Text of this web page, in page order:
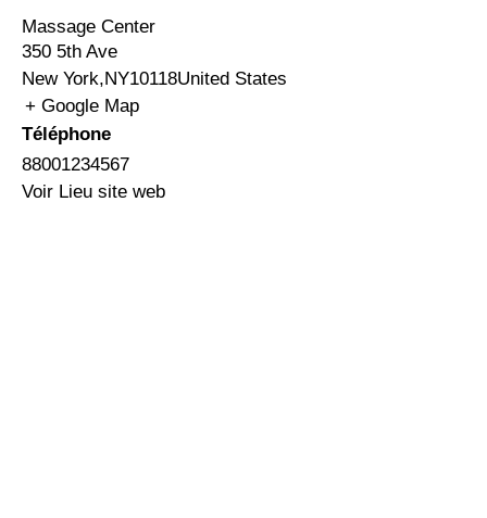
Massage Center
350 5th Ave
New York,NY10118United States
+ Google Map
Téléphone
88001234567
Voir Lieu site web